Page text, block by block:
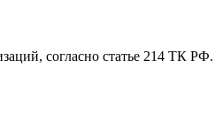
согласно статье 214 ТК РФ.